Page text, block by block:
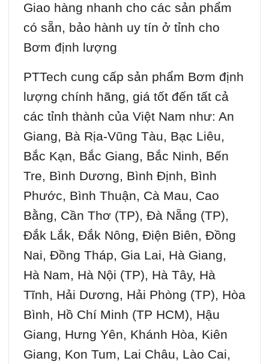
Giao hàng nhanh cho các sản phẩm
có sẵn, bảo hành uy tín ở tỉnh cho
Bơm định lượng
PTTech cung cấp sản phẩm Bơm định
lượng chính hãng, giá tốt đến tất cả
các tỉnh thành của Việt Nam như: An
Giang, Bà Rịa-Vũng Tàu, Bạc Liêu,
Bắc Kạn, Bắc Giang, Bắc Ninh, Bến
Tre, Bình Dương, Bình Định, Bình
Phước, Bình Thuận, Cà Mau, Cao
Bằng, Cần Thơ (TP), Đà Nẵng (TP),
Đắk Lắk, Đắk Nông, Điện Biên, Đồng
Nai, Đồng Tháp, Gia Lai, Hà Giang,
Hà Nam, Hà Nội (TP), Hà Tây, Hà
Tĩnh, Hải Dương, Hải Phòng (TP), Hòa
Bình, Hồ Chí Minh (TP HCM), Hậu
Giang, Hưng Yên, Khánh Hòa, Kiên
Giang, Kon Tum, Lai Châu, Lào Cai,